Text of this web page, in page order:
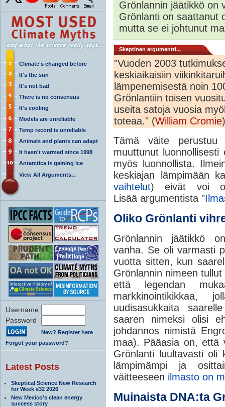
Climate's changed before
It's the sun
It's not bad
There is no consensus
It's cooling
Models are unreliable
Temp record is unreliable
Animals and plants can adapt
It hasn't warmed since 1998
Antarctica is gaining ice
View All Arguments...
Username
Password
New? Register here
Forgot your password?
Latest Posts
Skeptical Science New Research
for Week #32 2026
New Mexico’s clean energy
success story
Grönlannin jäätikkö on
Grönlanti on saattanut
mutta se ei johtunut
Skeptinen argumentti...
"Vuoden 2003
keskiaikaisiin
lämpenemisestä noin
Grönlantiin toisen
useita satoja vuosia
toteaa." (William Cromie)
Tämä väite
muuttunut
myös luonnollista.
keskiajan lämpimään
vaihtelut) eivät voi
Lisää argumentista "
Oliko Grönlanti
Grönlannin jäätikkö
vanha. Se oli varmasti
vuotta sitten, kun
Grönlannin nimeen
että legendan
markkinointikikkaa,
uudisasukkaita
saaren nimeksi olisi
johdannos nimistä
maa). Pääasia on, että
Grönlanti luultavasti oli
lämpimämpi ja
väitteeseen ilmasto on
Muinaista DNA:ta